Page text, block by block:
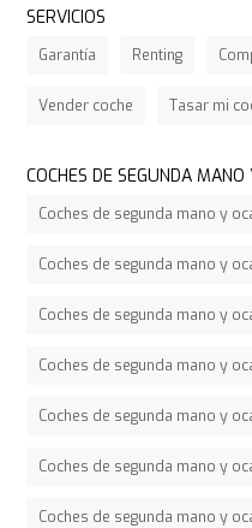
SERVICIOS
Garantía Renting
Vender coche Tasar mi
COCHES DE SEGUNDA
Coches de segunda mano y
Coches de segunda mano y
Coches de segunda mano y
Coches de segunda mano y
Coches de segunda mano y
Coches de segunda mano y
Coches de segunda mano y